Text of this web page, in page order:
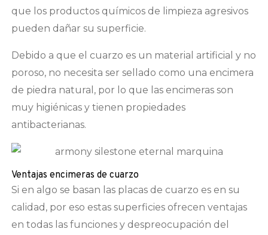
que los productos químicos de limpieza agresivos
pueden dañar su superficie.
Debido a que el cuarzo es un material artificial y no
poroso, no necesita ser sellado como una encimera
de piedra natural, por lo que las encimeras son
muy higiénicas y tienen propiedades
antibacterianas.
Ventajas encimeras de cuarzo
Si en algo se basan las placas de cuarzo es en su
calidad, por eso estas superficies ofrecen ventajas
en todas las funciones y despreocupación del